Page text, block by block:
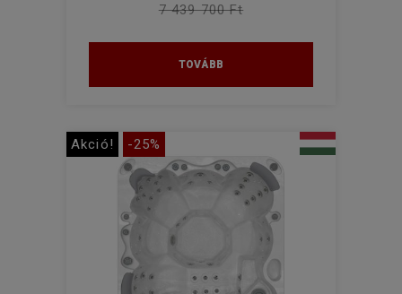
7 439 700 Ft
TOVÁBB
Akció! -25%